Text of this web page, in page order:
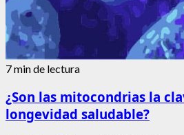
7 min de lectura
¿Son las mitocondrias la
longevidad saludable?